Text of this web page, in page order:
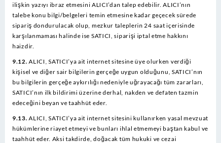
ilişkin yazıyı ibraz etmesini ALICI’dan talep edebilir. ALICI’nın
talebe konu bilgi/belgeleri temin etmesine kadar geçecek sürede
sipariş dondurulacak olup, mezkur taleplerin 24 saat içerisinde
karşılanmaması halinde ise SATICI, siparişi iptal etme hakkını
haizdir.
9.12. ALICI, SATICI’ya ait internet sitesine üye olurken verdiği
kişisel ve diğer sair bilgilerin gerçeğe uygun olduğunu, SATICI’nın
bu bilgilerin gerçeğe aykırılığı nedeniyle uğrayacağı tüm zararları,
SATICI’nın ilk bildirimi üzerine derhal, nakden ve defaten tazmin
edeceğini beyan ve taahhüt eder.
9.13. ALICI, SATICI’ya ait internet sitesini kullanırken yasal mevzuat
hükümlerine riayet etmeyi ve bunları ihlal etmemeyi baştan kabul ve
taahhüt eder. Aksi takdirde, doğacak tüm hukuki ve cezai